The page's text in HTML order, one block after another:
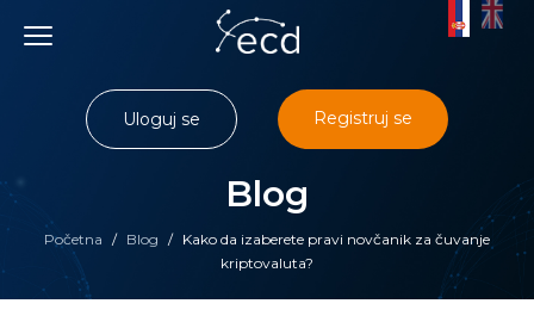
content
Početna / Blog / Kako da izaberete pravi novčanik za čuvanje
kriptovaluta?
Blog
Uloguj se Registruj se